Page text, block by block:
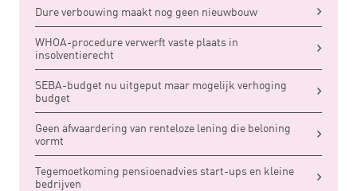
Dure verbouwing maakt nog geen nieuwbouw
WHOA-procedure verwerft vaste plaats in
insolventierecht
SEBA-budget nu uitgeput maar mogelijk verhoging
budget
Geen afwaardering van renteloze lening die beloning
vormt
Tegemoetkoming pensioenadvies start-ups en kleine
bedrijven